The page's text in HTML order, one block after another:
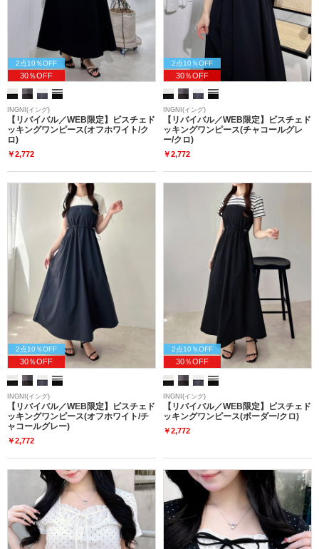
2点10％OFF
30％OFF
INGNI(イング)
【リバイバル／WEB限定】ビスチェド
ッキングワンピース(オフホワイト/ク
ロ)
￥2,772
2点10％OFF
30％OFF
INGNI(イング)
【リバイバル／WEB限定】ビスチェド
ッキングワンピース(チャコールグレ
ー/クロ)
￥2,772
2点10％OFF
30％OFF
INGNI(イング)
【リバイバル／WEB限定】ビスチェド
ッキングワンピース(オフホワイト/チ
ャコールグレー)
￥2,772
2点10％OFF
30％OFF
INGNI(イング)
【リバイバル／WEB限定】ビスチェド
ッキングワンピース(ボーダー/クロ)
￥2,772